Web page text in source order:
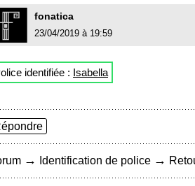
fonatica
23/04/2019 à 19:59
identifiée : Isabella
→ Identification de police →